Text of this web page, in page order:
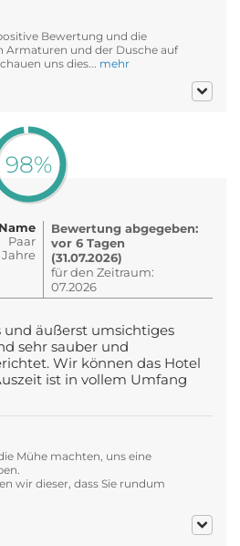
Bewertung und die
Armaturen und der Dusche auf
uns dies... mehr
98%
Paar
Bewertung abgegeben:
vor 6 Tagen
(31.07.2026)
für den Zeitraum:
07.2026
und äußerst umsichtiges
sehr sauber und
Wir können das Hotel
ist in vollem Umfang
Mühe machten, uns eine
wir dieser, dass Sie rundum